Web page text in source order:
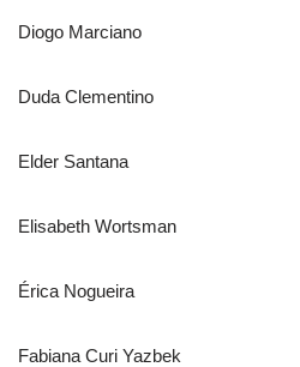
Diogo Marciano
Duda Clementino
Elder Santana
Elisabeth Wortsman
Érica Nogueira
Fabiana Curi Yazbek